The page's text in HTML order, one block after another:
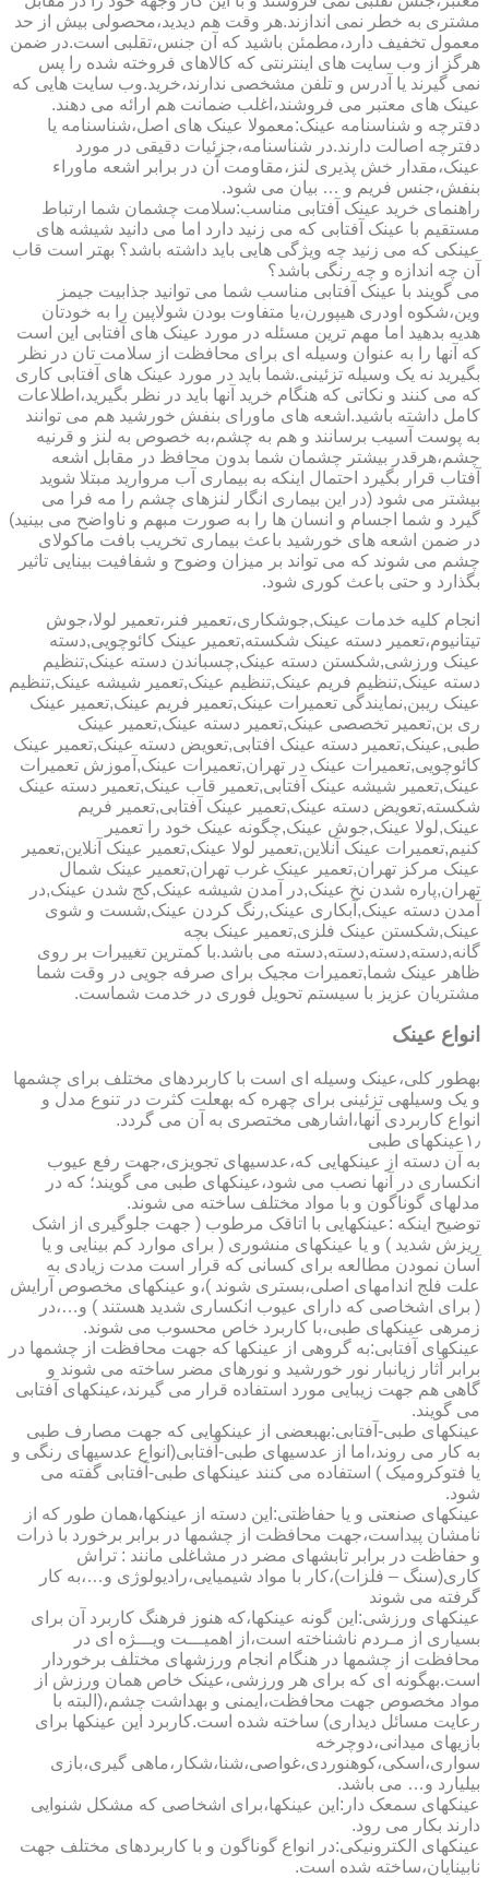
مشتری به خطر نمی اندازند.هر وقت هم دیدید،محصولی بیش از حد
معمول تخفیف دارد،مطمئن باشید که آن جنس،تقلبی است.در ضمن
هرگز از وب سایت های اینترنتی که کالاهای فروخته شده را پس
نمی گیرند یا آدرس و تلفن مشخصی ندارند،خرید.وب سایت هایی که
عینک های معتبر می فروشند،اغلب ضمانت هم ارائه می دهند.
دفترچه و شناسنامه عینک:معمولا عینک های اصل،شناسنامه یا
دفترچه اصالت دارند.در شناسنامه،جزئیات دقیقی در مورد
عینک،مقدار خش پذیری لنز،مقاومت آن در برابر اشعه ماوراء
بنفش،جنس فریم و … بیان می شود.
راهنمای خرید عینک آفتابی مناسب:سلامت چشمان شما ارتباط
مستقیم با عینک آفتابی که می زنید دارد اما می دانید شیشه های
عینکی که می زنید چه ویژگی هایی باید داشته باشد؟ بهتر است قاب
آن چه اندازه و چه رنگی باشد؟
می گویند با عینک آفتابی مناسب شما می توانید جذابیت جیمز
وین،شکوه اودری هیپورن،یا متفاوت بودن شولاپین را به خودتان
هدیه بدهید اما مهم ترین مسئله در مورد عینک های آفتابی این است
که آنها را به عنوان وسیله ای برای محافظت از سلامت تان در نظر
بگیرید نه یک وسیله تزئینی.شما باید در مورد عینک های آفتابی کاری
که می کنند و نکاتی که هنگام خرید آنها باید در نظر بگیرید،اطلاعات
کامل داشته باشید.اشعه های ماورای بنفش خورشید هم می توانند
به پوست آسیب برسانند و هم به چشم،به خصوص به لنز و قرنیه
چشم،هرقدر بیشتر چشمان شما بدون محافظ در مقابل اشعه
آفتاب قرار بگیرد احتمال اینکه به بیماری آب مروارید مبتلا شوید
بیشتر می شود (در این بیماری انگار لنزهای چشم را مه فرا می
گیرد و شما اجسام و انسان ها را به صورت مبهم و ناواضح می بینید)
در ضمن اشعه های خورشید باعث بیماری تخریب بافت ماکولای
چشم می شوند که می تواند بر میزان وضوح و شفافیت بینایی تاثیر
بگذارد و حتی باعث کوری شود.
انجام کلیه خدمات عینک,جوشکاری،تعمیر فنر،تعمیر لولا،جوش
تیتانیوم،تعمیر دسته عینک شکسته,تعمیر عینک کائوچویی,دسته
عینک ورزشی,شکستن دسته عینک,چسباندن دسته عینک,تنظیم
دسته عینک,تنظیم فریم عینک,تنظیم عینک,تعمیر شیشه عینک,تنظیم
عینک ریبن,نمایندگی تعمیرات عینک,تعمیر فریم عینک,تعمیر عینک
ری بن,تعمیر تخصصی عینک,تعمیر دسته عینک,تعمیر عینک
طبی,عینک,تعمیر دسته عینک افتابی,تعویض دسته عینک,تعمیر عینک
کائوچویی,تعمیرات عینک در تهران,تعمیرات عینک,آموزش تعمیرات
عینک,تعمیر شیشه عینک آفتابی,تعمیر قاب عینک,تعمیر دسته عینک
شکسته,تعویض دسته عینک,تعمیر عینک آفتابی,تعمیر فریم
عینک,لولا عینک,جوش عینک,چگونه عینک خود را تعمیر
کنیم,تعمیرات عینک آنلاین,تعمیر لولا عینک,تعمیر عینک آنلاین,تعمیر
عینک مرکز تهران,تعمیر عینک غرب تهران,تعمیر عینک شمال
تهران,پاره شدن نخ عینک,در آمدن شیشه عینک,کج شدن عینک,در
آمدن دسته عینک,آبکاری عینک,رنگ کردن عینک,شست و شوی
عینک,شکستن عینک فلزی,تعمیر عینک بچه
گانه,دسته,دسته,دسته,دسته می باشد.با کمترین تغییرات بر روی
ظاهر عینک شما,تعمیرات مجیک برای صرفه جویی در وقت شما
مشتریان عزیز با سیستم تحویل فوری در خدمت شماست.
انواع عینک
به­طور کلی،عینک وسیله ای است با کاربردهای مختلف برای چشمها
و یک وسیله­ی تزئینی برای چهره که به­علت کثرت در تنوع مدل و
انواع کاربردی آنها،اشاره­ی مختصری به آن می گردد.
۱٫عینکهای طبی
به آن دسته از عینکهایی که،عدسیهای تجویزی،جهت رفع عیوب
انکساری در آنها نصب می شود،عینکهای طبی می گویند؛ که در
مدلهای گوناگون و با مواد مختلف ساخته می شوند.
توضیح اینکه :عینکهایی با اتاقک مرطوب ( جهت جلوگیری از اشک
ریزش شدید ) و یا عینکهای منشوری ( برای موارد کم بینایی و یا
آسان نمودن مطالعه برای کسانی که قرار است مدت زیادی به
علت فلج اندامهای اصلی،بستری شوند )،و عینکهای مخصوص آرایش
( برای اشخاصی که دارای عیوب انکساری شدید هستند ) و…،در
زمره­ی عینکهای طبی،با کاربرد خاص محسوب می شوند.
عینکهای آفتابی:به گروهی از عینکها که جهت محافظت از چشمها در
برابر آثار زیانبار نور خورشید و نورهای مضر ساخته می شوند و
گاهی هم جهت زیبایی مورد استفاده قرار می گیرند،عینکهای آفتابی
می گویند.
عینکهای طبی-آفتابی:به­بعضی از عینکهایی که جهت مصارف طبی
به کار می روند،اما از عدسیهای طبی-آفتابی(انواع عدسیهای رنگی و
یا فتوکرومیک ) استفاده می کنند عینکهای طبی-آفتابی گفته می
شود.
عینکهای صنعتی و یا حفاظتی:این دسته از عینکها،همان طور که از
نامشان پیداست،جهت محافظت از چشمها در برابر برخورد با ذرات
و حفاظت در برابر تابشهای مضر در مشاغلی مانند : تراش
کاری(سنگ – فلزات)،کار با مواد شیمیایی،رادیولوژی و…،به کار
گرفته می شوند
عینکهای ورزشی:این گونه عینکها،که هنوز فرهنگ کاربرد آن برای
بسیاری از مـردم ناشناخته است،از اهمیـــت ویـــژه ای در
محافظت از چشمها در هنگام انجام ورزشهای مختلف برخوردار
است.به­گونه ای که برای هر ورزشی،عینک خاص همان ورزش از
مواد مخصوص جهت محافظت،ایمنی و بهداشت چشم،(البته با
رعایت مسائل دیداری) ساخته شده است.کاربرد این عینکها برای
بازیهای میدانی،دوچرخه
سواری،اسکی،کوهنوردی،غواصی،شنا،شکار،ماهی گیری،بازی
بیلیارد و… می باشد.
عینکهای سمعک دار:این عینکها،برای اشخاصی که مشکل شنوایی
دارند بکار می رود.
عینکهای الکترونیکی:در انواع گوناگون و با کاربردهای مختلف جهت
نابینایان،ساخته شده است.